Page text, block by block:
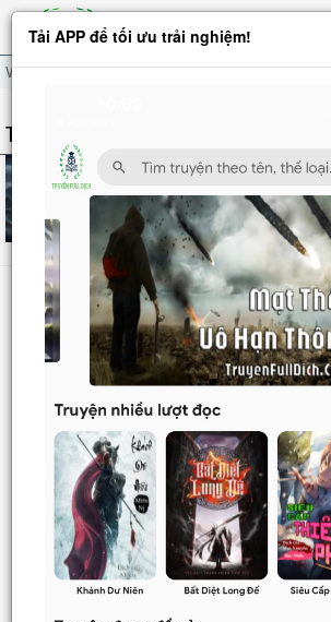
Võ Tam Mao
TÁC GIẢ: VÕ TAM MAO
Ta Có Thể Truy Tung
Võ Tam Mao
Danh sách
Truyện mới
Truyện Hot
Truyện Full
Truyện Dịch Miễn Phí
Thao tác
Đăng ký tài khoản
Nạp LT
Tải APP để tối ưu trải nghiệm!